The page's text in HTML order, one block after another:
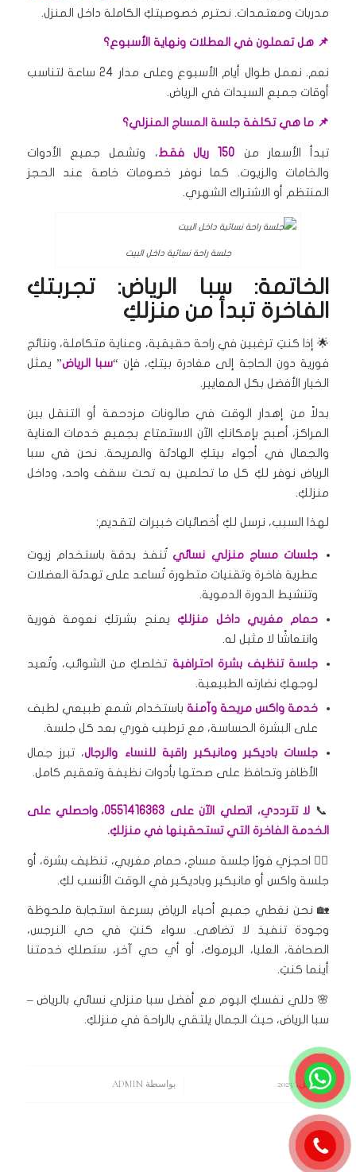
مدربات ومعتمدات. نحترم خصوصيتكِ الكاملة داخل المنزل.
📌 هل تعملون في العطلات ونهاية الأسبوع؟
نعم. نعمل طوال أيام الأسبوع وعلى مدار 24 ساعة لتناسب
أوقات جميع السيدات في الرياض.
📌 ما هي تكلفة جلسة المساج المنزلي؟
تبدأ الأسعار من 150 ريال فقط
، وتشمل جميع الأدوات
والخامات والزيوت. كما نوفر خصومات خاصة عند الحجز
المنتظم أو الاشتراك الشهري.
جلسة راحة نسائية داخل البيت
الخاتمة: سبا الرياض: تجربتكِ
الفاخرة تبدأ من منزلكِ
🌟 إذا كنتِ ترغبين في راحة حقيقية، وعناية متكاملة، ونتائج
فورية دون الحاجة إلى مغادرة بيتكِ، فإن “سبا الرياض” يمثل
الخيار الأفضل بكل المعايير.
بدلاً من إهدار الوقت في صالونات مزدحمة أو التنقل بين
المراكز، أصبح بإمكانكِ الآن الاستمتاع بجميع خدمات العناية
والجمال في أجواء بيتكِ الهادئة والمريحة. نحن في سبا
الرياض نوفر لكِ كل ما تحلمين به تحت سقف واحد، وداخل
منزلكِ.
لهذا السبب، نرسل لكِ أخصائيات خبيرات لتقديم:
جلسات مساج منزلي نسائيتُنفذ بدقة باستخدام زيوت
عطرية فاخرة وتقنيات متطورة تُساعد على تهدئة العضلات
وتنشيط الدورة الدموية.
حمام مغربي داخل منزلكِيمنح بشرتكِ نعومة فورية
وانتعاشًا لا مثيل له.
جلسة تنظيف بشرة احترافية تخلصكِ من الشوائب، وتُعيد
لوجهكِ نضارته الطبيعية.
خدمة واكس مريحة وآمنةباستخدام شمع طبيعي لطيف
على البشرة الحساسة، مع ترطيب فوري بعد كل جلسة.
جلسات باديكير ومانيكير راقية للنساء والرجال، تبرز جمال
الأظافر وتحافظ على صحتها بأدوات نظيفة وتعقيم كامل.
📞
لا تترددي، اتصلي الآن على 0551416363، واحصلي على
الخدمة الفاخرة التي تستحقينها في منزلكِ.
💆‍♀️ احجزي فورًا جلسة مساج، حمام مغربي، تنظيف بشرة، أو
جلسة واكس أو مانيكير وباديكير في الوقت الأنسب لكِ.
🏡 نحن نغطي جميع أحياء الرياض بسرعة استجابة ملحوظة
وجودة تنفيذ لا تضاهى. سواء كنتِ في حي النرجس،
الصحافة، العليا، اليرموك، أو أي حي آخر، ستصلكِ خدمتنا
أينما كنتِ.
🌸 دللي نفسكِ اليوم مع أفضل سبا منزلي نسائي بالرياض –
سبا الرياض، حيث الجمال يلتقي بالراحة في منزلكِ.
11 أبريل، 2025 بواسطة ADMIN